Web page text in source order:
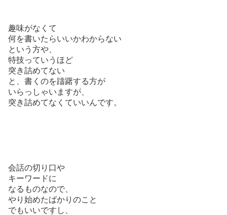
趣味がなくて
何を書いたらいいかわからない
という方や、
特技っていうほど
突き詰めてない
と、書くのを躊躇する方が
いらっしゃいますが、
突き詰めてなくていいんです。
会話の切り口や
キーワードに
なるものなので、
やり始めたばかりのこと
でもいいですし、